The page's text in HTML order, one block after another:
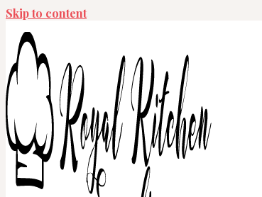
Skip to content